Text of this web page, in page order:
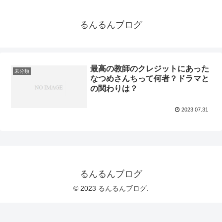
るんるんブログ
未分類
最高の教師のクレジットにあった
なつめさんちって何者？ドラマと
の関わりは？
2023.07.31
るんるんブログ
© 2023 るんるんブログ.